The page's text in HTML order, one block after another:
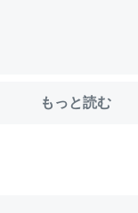
からないですよ。参考
もっと読む